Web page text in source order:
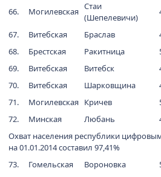
66. Могилевская Стаи
(Шепелевичи)
67. Витебская Браслав
68.
Брестская Ракитница
69.
Витебская Витебск
70.
Витебская Шарковщина
71.
Могилевская Кричев
72.
Минская Любань
Охват населения республики
на 01.01.2014 составил 97,41%
73.
Гомельская Вороновка